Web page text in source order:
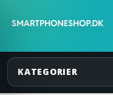
KATEGORIER